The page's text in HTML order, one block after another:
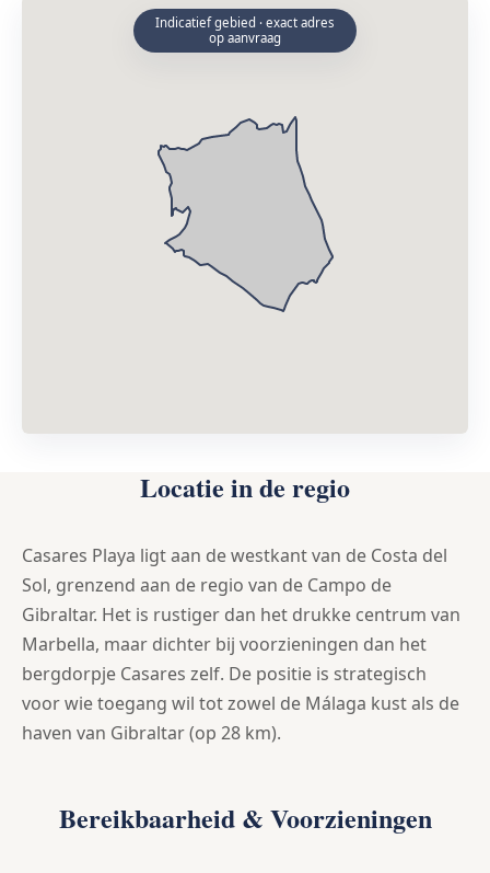
Indicatief gebied · exact adres
op aanvraag
Locatie in de regio
Casares Playa ligt aan de westkant van de Costa del
Sol, grenzend aan de regio van de Campo de
Gibraltar. Het is rustiger dan het drukke centrum van
Marbella, maar dichter bij voorzieningen dan het
bergdorpje Casares zelf. De positie is strategisch
voor wie toegang wil tot zowel de Málaga kust als de
haven van Gibraltar (op 28 km).
Bereikbaarheid & Voorzieningen